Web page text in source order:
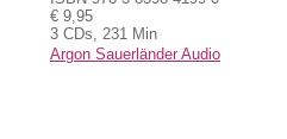
€ 9,95
3 CDs, 231 Min
Argon Sauerländer Audio